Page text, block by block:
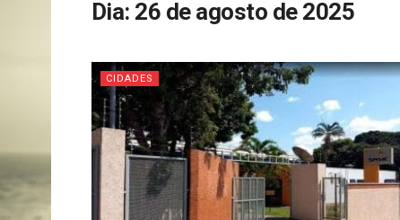
Dia: 26 de agosto de 2025
CIDADES